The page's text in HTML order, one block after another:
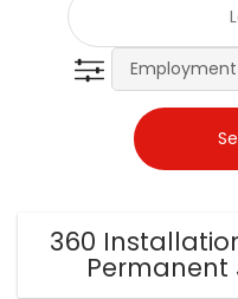
360
Permanent